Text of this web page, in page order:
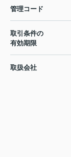
管理コード
取引条件の
有効期限
取扱会社